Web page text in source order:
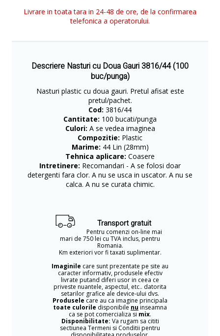
Livrare in toata tara in 24-48 de ore, de la confirmarea
telefonica a operatorului.
Descriere Nasturi cu Doua Gauri 3816/44 (100
buc/punga)
​Nasturi plastic cu doua gauri. Pretul afisat este
pretul/pachet.
Cod: 3816/44
Cantitate: 100 bucati/punga
Culori: A se vedea imaginea
Compozitie: Plastic
Marime: 44 Lin (28mm)
Tehnica aplicare: Coasere
Intretinere: Recomandari - A se folosi doar
detergenti fara clor. A nu se usca in uscator. A nu se
calca. A nu se curata chimic.
Transport gratuit
Pentru comenzi on-line mai
mari de 750 lei cu TVA inclus, pentru
Romania.
Km exteriori vor fi taxati suplimentar.
Imaginile care sunt prezentate pe site au
caracter informativ, produsele efectiv
livrate putand diferi usor in ceea ce
priveste nuantele, aspectul, etc.. datorita
setarilor grafice ale device-ului dvs.
Produsele care au ca imagine principala
toate culorile disponibile nu inseamna
ca se pot comercializa si mix.
Disponibilitate: Va rugam sa cititi
sectiunea Termeni si Conditii pentru